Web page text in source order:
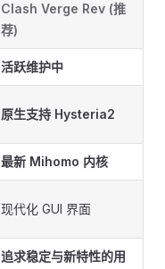
Clash Verge Rev (推
荐)
活跃维护中
原生支持 Hysteria2
最新 Mihomo 内核
现代化 GUI 界面
追求稳定与新特性的用